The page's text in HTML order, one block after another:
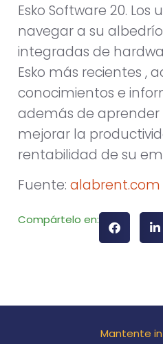
Esko Software 20. Los
navegar a su
integradas de
Esko más recientes ,
conocimientos e
además de
mejorar la
rentabilidad de su
Fuente: alabrent.com
Compártelo en:
Mantente